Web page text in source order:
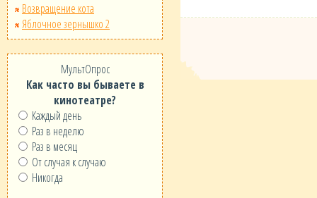
Возвращение кота
Яблочное зернышко 2
МультОпрос
Как часто вы бываете в
кинотеатре?
Каждый день
Раз в неделю
Раз в месяц
От случая к случаю
Никогда